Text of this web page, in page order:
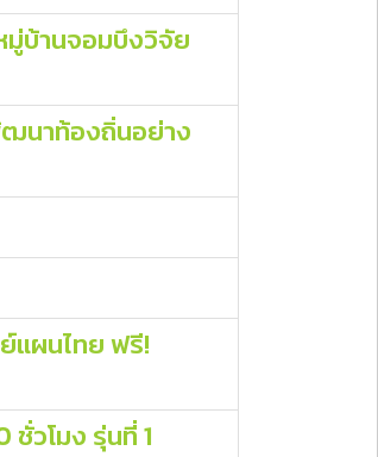
มู่บ้านจอมบึงวิจัย
ฒนาท้องถิ่นอย่าง
แผนไทย ฟรี!
วโมง รุ่นที่ 1